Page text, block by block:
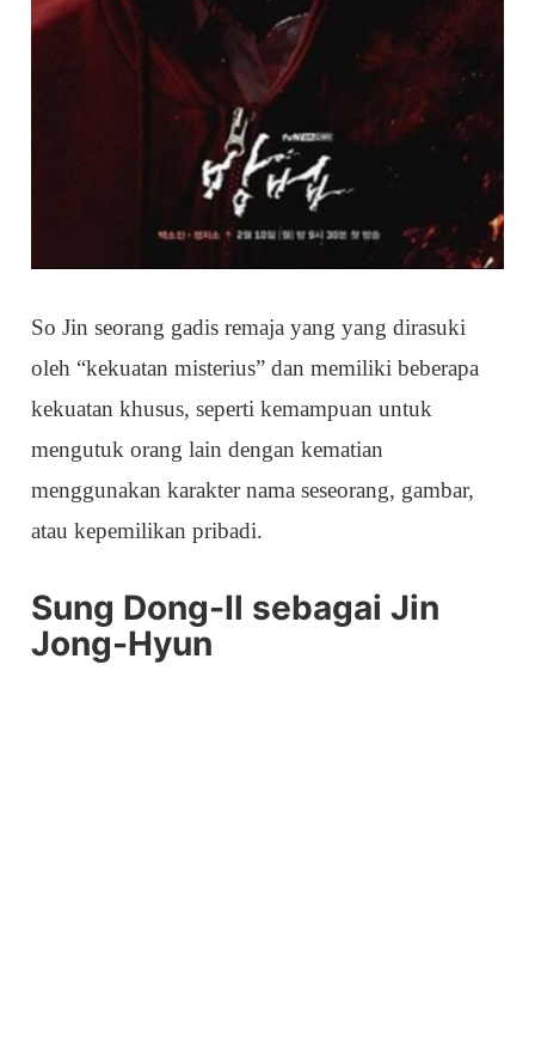
So Jin seorang gadis remaja yang yang dirasuki
oleh “kekuatan misterius” dan memiliki beberapa
kekuatan khusus, seperti kemampuan untuk
mengutuk orang lain dengan kematian
menggunakan karakter nama seseorang, gambar,
atau kepemilikan pribadi.
Sung Dong-Il sebagai Jin
Jong-Hyun